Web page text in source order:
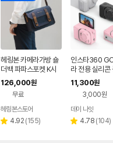
헤링본 카메라가방 숄
더백 파파스포켓 K시
즌5 스몰 소니 미러리
스 캐논 후지 니콘
126,000원
무료
페이
헤링본스토어
별 4.92 리
(155)
인스타360
라 전용 실리콘
케이스 보호 세
11,300원
3,000원
데이 나잇
별 4.78 리
(104)